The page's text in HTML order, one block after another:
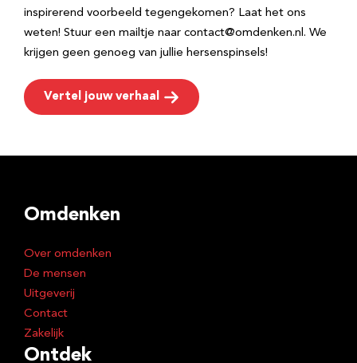
inspirerend voorbeeld tegengekomen? Laat het ons
weten! Stuur een mailtje naar contact@omdenken.nl. We
krijgen geen genoeg van jullie hersenspinsels!
Vertel jouw verhaal
Omdenken
Over omdenken
De mensen
Uitgeverij
Contact
Zakelijk
Ontdek